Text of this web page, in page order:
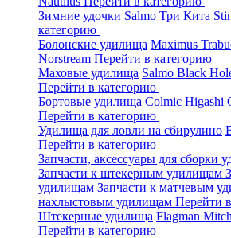
Зимние удочки Salmo Три Кита
категорию
Болонские удилища Maximus
Norstream Перейти в категорию
Маховые удилища Salmo Black
Перейти в категорию
Бортовые удилища Colmic Higashi
Перейти в категорию
Удилища для ловли на сбирулино
Перейти в категорию
Запчасти, аксессуары для сборки
Запчасти к штекерным удилищам
удилищам Запчасти к матчевым
нахлыстовым удилищам Перейти
Штекерные удилища Flagman
Перейти в категорию